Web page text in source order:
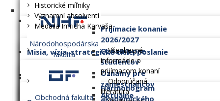
Historické míľniky
Významní absolventi
Medaila Imricha Karvaša
Misia, vízia, strategické ciele, poslanie
Dlhodobý zámer
Národohospodárska
fakulta
Obchodná fakulta
Prijímacie konanie
2026/2027
Všeobecné
informácie o
prijímacom konaní
Odporúčaná
literatúra
Oznamy pre
študentov
Harmonogram
akademického
Oznamy pre
zamestnancov
Aktuálne